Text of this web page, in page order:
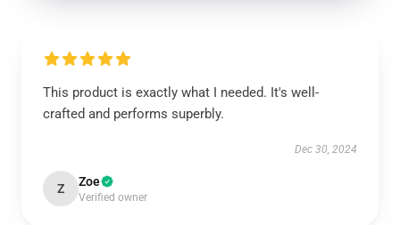
This product is exactly what I needed. It's well-
crafted and performs superbly.
Dec 30, 2024
Z Zoe
Verified owner